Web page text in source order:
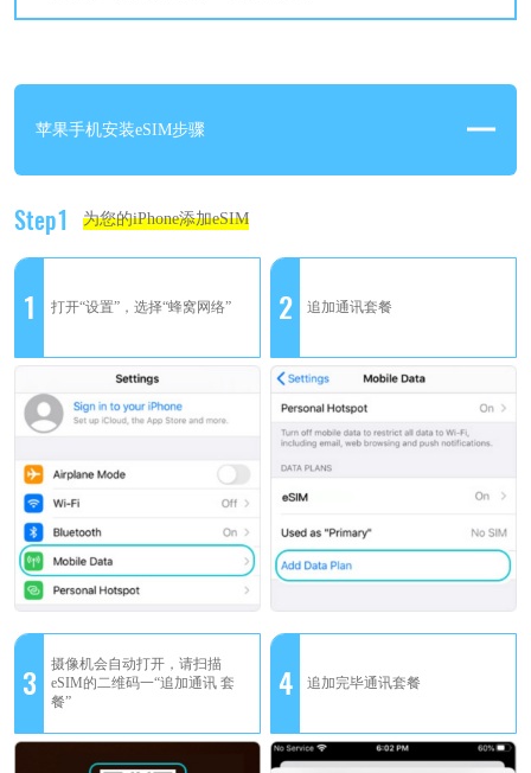
苹果手机安装eSIM步骤
Step1 为您的iPhone添加eSIM
1 打开“设置”，选择“蜂窝网络” 2 追加通讯套餐
3
摄像机会自动打开，请扫描
eSIM的二维码一“追加通讯 套
餐”
4 追加完毕通讯套餐